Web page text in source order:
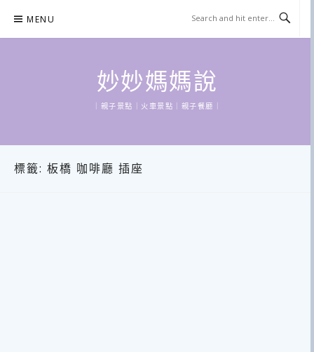
content
MENU
妙妙媽媽說
｜親子景點｜火車景點｜親子餐廳｜
標籤: 板橋 咖啡廳 插座